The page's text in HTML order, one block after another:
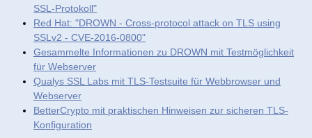
SSL-Protokoll"
Red Hat: "DROWN - Cross-protocol attack on TLS using
SSLv2 - CVE-2016-0800"
Gesammelte Informationen zu DROWN mit Testmöglichkeit
für Webserver
Qualys SSL Labs mit TLS-Testsuite für Webbrowser und
Webserver
BetterCrypto mit praktischen Hinweisen zur sicheren TLS-
Konfiguration